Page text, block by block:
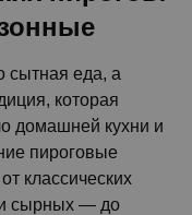
сытная еда, а
которая
домашней кухни и
пироговые
классических
сырных — до